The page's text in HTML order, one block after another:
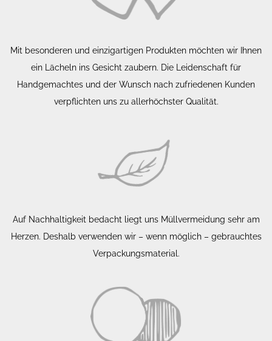
Mit besonderen und einzigartigen Produkten möchten wir Ihnen
ein Lächeln ins Gesicht zaubern. Die Leidenschaft für
Handgemachtes und der Wunsch nach zufriedenen Kunden
verpflichten uns zu allerhöchster Qualität.
Auf Nachhaltigkeit bedacht liegt uns Müllvermeidung sehr am
Herzen. Deshalb verwenden wir – wenn möglich – gebrauchtes
Verpackungsmaterial.